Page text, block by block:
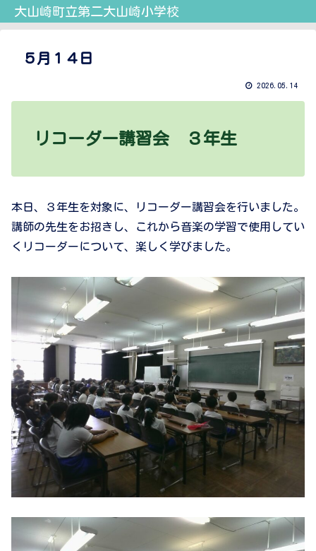
大山崎町立第二大山崎小学校
５月１４日
2026.05.14
リコーダー講習会 ３年生
本日、３年生を対象に、リコーダー講習会を行いました。
講師の先生をお招きし、これから音楽の学習で使用してい
くリコーダーについて、楽しく学びました。